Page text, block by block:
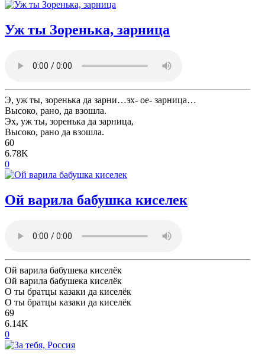
Уж ты Зоренька, зарница
Э, уж ты, зоренька да зарни…эх- ое- зарница…
Высоко, рано, да взошла.
Эх, уж ты, зоренька да зарница,
Высоко, рано да взошла.
60
6.78K
0
Ой варила бабушка киселек
Ой варила бабушека киселёк
Ой варила бабушека киселёк
О ты братцы казаки да киселёк
О ты братцы казаки да киселёк
69
6.14K
0